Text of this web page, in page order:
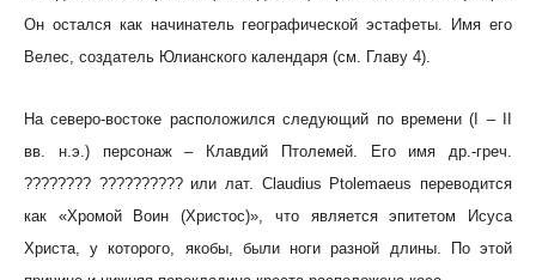
Он остался как начинатель географической эстафеты. Имя его
Велес, создатель Юлианского календаря (см. Главу 4).
На северо-востоке расположился следующий по времени (I – II
вв. н.э.) персонаж – Клавдий Птолемей. Его имя др.-греч.
???????? ?????????? или лат. Claudius Ptolemaeus переводится
как «Хромой Воин (Христос)», что является эпитетом Исуса
Христа, у которого, якобы, были ноги разной длины. По этой